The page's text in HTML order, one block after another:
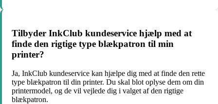
Tilbyder InkClub kundeservice hjælp med at
finde den rigtige type blækpatron til min
printer?
Ja, InkClub kundeservice kan hjælpe dig med at finde den rette
type blækpatron til din printer. Du skal blot oplyse dem om din
printermodel, og de vil vejlede dig i valget af den rigtige
blækpatron.